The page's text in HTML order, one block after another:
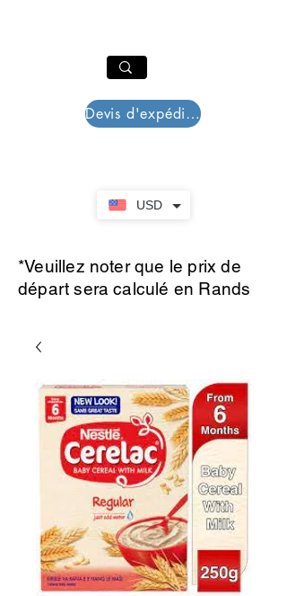
USD
Devis d'expédition
*Veuillez noter que le prix de
départ sera calculé en Rands